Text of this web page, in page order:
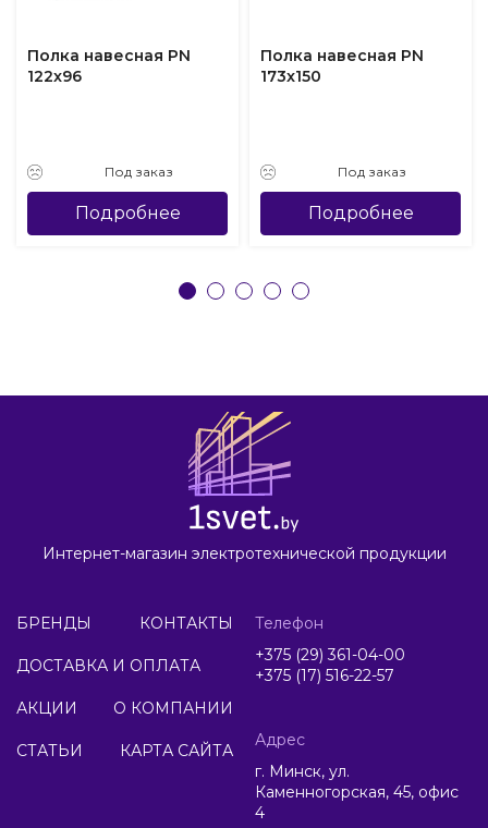
Полка навесная PN
122x96
Под заказ
Подробнее
Полка навесная PN
173x150
Под заказ
Подробнее
Интернет-магазин электротехнической продукции
БРЕНДЫ КОНТАКТЫ
ДОСТАВКА И ОПЛАТА
АКЦИИ О КОМПАНИИ
СТАТЬИ КАРТА САЙТА
Телефон
+375 (29) 361-04-00
+375 (17) 516-22-57
Адрес
г. Минск, ул.
Каменногорская, 45, офис
4